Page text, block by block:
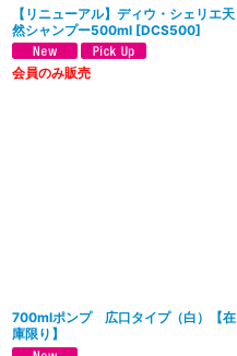
【リニューアル】ディウ・シェリエ天
然シャンプー500ml [DCS500]
会員のみ販売
700mlポンプ 広口タイプ（白）【在
庫限り】